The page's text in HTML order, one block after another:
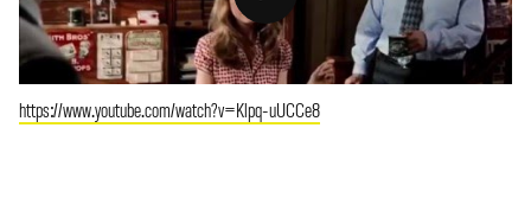
https://www.youtube.com/watch?v=Klpq-uUCCe8